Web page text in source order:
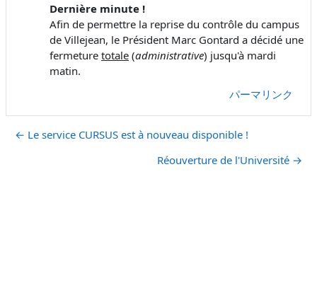
Dernière minute !
Afin de permettre la reprise du contrôle du campus
de Villejean, le Président Marc Gontard a décidé une
fermeture totale (administrative) jusqu'à mardi
matin.
パーマリンク
← Le service CURSUS est à nouveau disponible !
Réouverture de l'Université →